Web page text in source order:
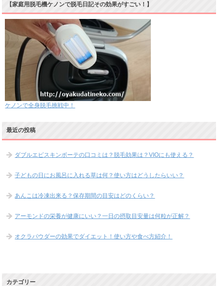
【家庭用脱毛機ケノンで脱毛日記その効果がすごい！】
ケノンで全身脱毛挑戦中！
最近の投稿
ダブルエピスキンボーテの口コミは？脱毛効果は？VIOにも使える？
子どもの日にお風呂に入れる草は何？使い方はどうしたらいい？
あんこは冷凍出来る？保存期間の目安はどのくらい？
アーモンドの栄養が健康にいい？一日の摂取目安量は何粒が正解？
オクラパウダーの効果でダイエット！使い方や食べ方紹介！
カテゴリー